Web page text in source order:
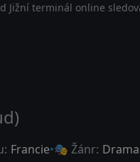
Jižní terminál online
Francie 🎭 Žánr: Drama